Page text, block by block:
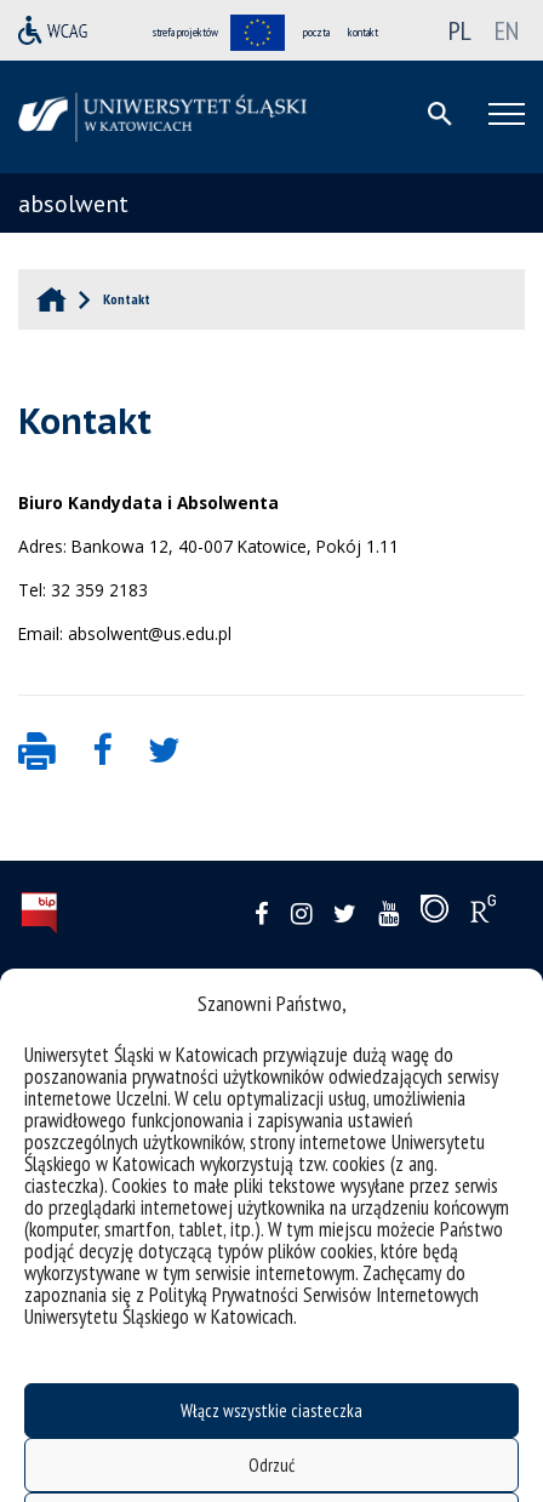
Szanowni Państwo,
Uniwersytet Śląski w Katowicach przywiązuje dużą wagę do
poszanowania prywatności użytkowników odwiedzających serwisy
internetowe Uczelni. W celu optymalizacji usług, umożliwienia
prawidłowego funkcjonowania i zapisywania ustawień
poszczególnych użytkowników, strony internetowe Uniwersytetu
Śląskiego w Katowicach wykorzystują tzw. cookies (z ang.
ciasteczka). Cookies to małe pliki tekstowe wysyłane przez serwis
do przeglądarki internetowej użytkownika na urządzeniu końcowym
(komputer, smartfon, tablet, itp.). W tym miejscu możecie Państwo
podjąć decyzję dotyczącą typów plików cookies, które będą
wykorzystywane w tym serwisie internetowym. Zachęcamy do
zapoznania się z Polityką Prywatności Serwisów Internetowych
Uniwersytetu Śląskiego w Katowicach.
Włącz wszystkie ciasteczka
Odrzuć
strefa projektów poczta kontakt PL EN
absolwent
Kontakt
Kontakt
Biuro Kandydata i Absolwenta
Adres: Bankowa 12, 40-007 Katowice, Pokój 1.11
Tel: 32 359 2183
Email: absolwent@us.edu.pl
Studia Podyplomowe
Uniwersytet Otwarty
Biuro Karier
Biuro Współpracy z Gospodarką
Executive MBA
Akademia Dyplomacji
Uniwersytet Trzeciego Wieku
Wirtualny UŚ
Stowarzyszenie Absolwentów UŚ
Agencja Informacji Naukowej UŚ
Uniwersytet Śląski w Katowicach